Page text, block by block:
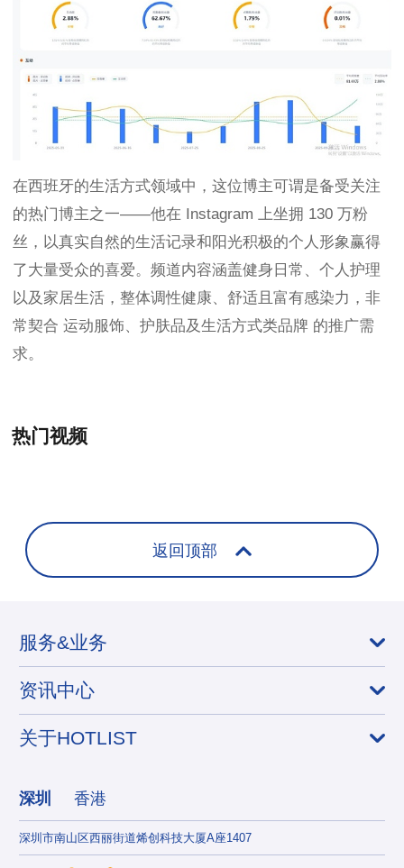
在西班牙的生活方式领域中，这位博主可谓是备受关注
的热门博主之一——他在 Instagram 上坐拥 130 万粉
丝，以真实自然的生活记录和阳光积极的个人形象赢得
了大量受众的喜爱。频道内容涵盖健身日常、个人护理
以及家居生活，整体调性健康、舒适且富有感染力，非
常契合 运动服饰、护肤品及生活方式类品牌 的推广需
求。
热门视频
返回顶部
服务&业务
资讯中心
关于HOTLIST
深圳 香港
深圳市南山区西丽街道烯创科技大厦A座1407